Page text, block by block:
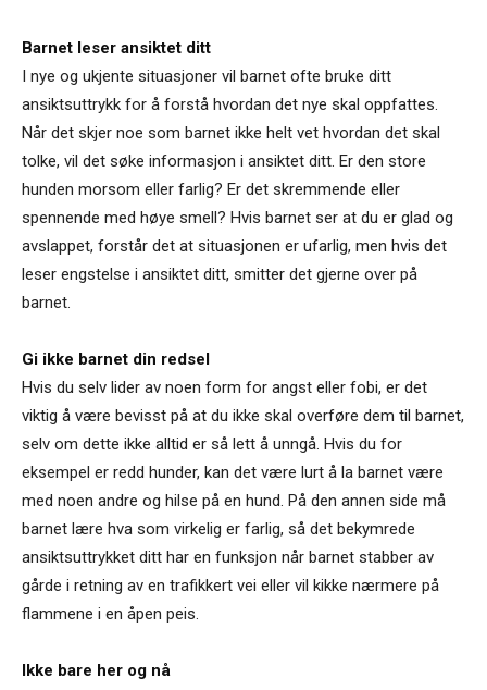
Barnet leser ansiktet ditt
I nye og ukjente situasjoner vil barnet ofte bruke ditt
ansiktsuttrykk for å forstå hvordan det nye skal oppfattes.
Når det skjer noe som barnet ikke helt vet hvordan det skal
tolke, vil det søke informasjon i ansiktet ditt. Er den store
hunden morsom eller farlig? Er det skremmende eller
spennende med høye smell? Hvis barnet ser at du er glad og
avslappet, forstår det at situasjonen er ufarlig, men hvis det
leser engstelse i ansiktet ditt, smitter det gjerne over på
barnet.
Gi ikke barnet din redsel
Hvis du selv lider av noen form for angst eller fobi, er det
viktig å være bevisst på at du ikke skal overføre dem til barnet,
selv om dette ikke alltid er så lett å unngå. Hvis du for
eksempel er redd hunder, kan det være lurt å la barnet være
med noen andre og hilse på en hund. På den annen side må
barnet lære hva som virkelig er farlig, så det bekymrede
ansiktsuttrykket ditt har en funksjon når barnet stabber av
gårde i retning av en trafikkert vei eller vil kikke nærmere på
flammene i en åpen peis.
Ikke bare her og nå